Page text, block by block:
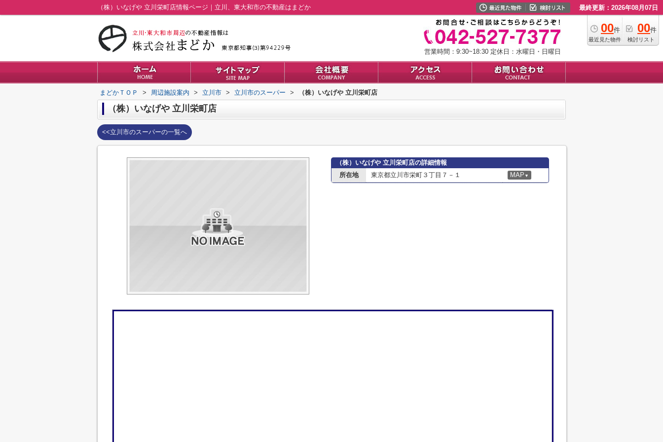
（株）いなげや 立川栄町店情報ページ｜立川、東大和市の不動産はまどか 最終更新：2026年08月07日
00件
最近見た物件
00件
検討リスト
営業時間：9:30~18:30 定休日：水曜日・日曜日
まどかＴＯＰ > 周辺施設案内 > 立川市 > 立川市のスーパー > （株）いなげや 立川栄町店
（株）いなげや 立川栄町店
<<立川市のスーパーの一覧へ
（株）いなげや 立川栄町店の詳細情報
所在地
東京都立川市栄町３丁目７－１ MAP ▼